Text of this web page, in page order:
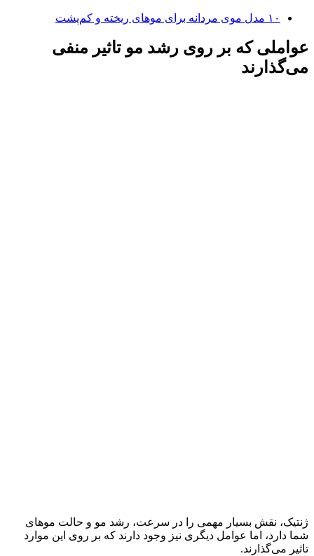
۱۰ مدل موی مردانه برای موهای ریخته و کم‌پشت
عواملی که بر روی رشد مو تاثیر منفی
می‌گذارند
ژنتیک، نقش بسیار مهمی را در سرعت، رشد مو و حالت موهای
شما دارد، اما عوامل دیگری نیز وجود دارند که بر روی این موارد
تاثیر می‌گذارند.